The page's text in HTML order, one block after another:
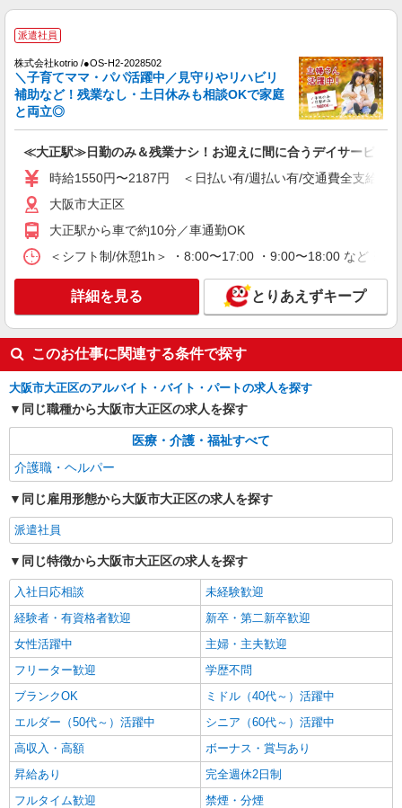
派遣社員
株式会社kotrio /●OS-H2-2068381
≪大正駅≫介護の現場で心を燃やせ！！！デイ
時給1550円〜2187円 ＜日払い有/週払い有/交
通費全支給(ガソリン代含む)＞
キープ
派遣社員
株式会社kotrio /●OS-H2-1980921
<大阪市大正区>高時給&シフト柔軟でいいとこ
取り♪サ高住の補助STAFF
時給1550円〜2187円 ＜日払い有/週払い有/交
通費全支給(ガソリン代含む)＞
大阪市大正区
詳細を見る
派遣社員
株式会社kotrio /●OS-H2-2066862
大阪市大正区＊グループホームSTAFF＊経験
時給1550円〜2187円 ＜日払い有/週払い有/交
通費全支給(ガソリン代含む)＞
大阪市大正区
キープ 詳細を見る
派遣社員
株式会社kotrio /●OS-H2-2086422
＜大阪市大正区＞デイサービスSTAFF募集≪
週3勤務≫≪夕方退社≫
時給1550円〜2187円 ＜日払い有/週払い有/交
通費全支給(ガソリン代含む)＞
大阪市大正区
派遣社員
株式会社kotrio /●OS-H2-2028502
＼子育てママ・パパ活躍中／見守りやリハビリ
補助など！残業なし・土日休みも相談OKで家庭
と両立◎
≪大正駅≫日勤のみ＆残業ナシ！お迎えに間に合うデイサービス
時給1550円〜2187円 ＜日払い有/週払い有/交通費全支給(ガ
大阪市大正区
大正駅から車で約10分／車通勤OK
＜シフト制/休憩1h＞ ・8:00〜17:00 ・9:00〜18:00 など ※
詳細を見る とりあえずキープ
このお仕事に関連する条件で探す
大阪市大正区のアルバイト・バイト・パートの求人を探す
同じ職種から大阪市大正区の求人を探す
医療・介護・福祉すべて
介護職・ヘルパー
同じ雇用形態から大阪市大正区の求人を探す
派遣社員
同じ特徴から大阪市大正区の求人を探す
入社日応相談
未経験歓迎
経験者・有資格者歓迎
新卒・第二新卒歓迎
女性活躍中
主婦・主夫歓迎
フリーター歓迎
学歴不問
ブランクOK
ミドル（40代～）活躍中
エルダー（50代～）活躍中
シニア（60代～）活躍中
高収入・高額
ボーナス・賞与あり
昇給あり
完全週休2日制
フルタイム歓迎
禁煙・分煙